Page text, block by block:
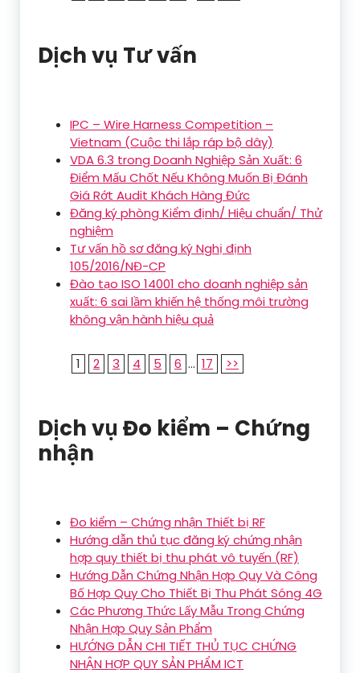
Dịch vụ Tư vấn
IPC – Wire Harness Competition –
Vietnam (Cuộc thi lắp ráp bộ dây)
VDA 6.3 trong Doanh Nghiệp Sản Xuất: 6
Điểm Mấu Chốt Nếu Không Muốn Bị Đánh
Giá Rớt Audit Khách Hàng Đức
Đăng ký phòng Kiểm định/ Hiệu chuẩn/ Thử
nghiệm
Tư vấn hồ sơ đăng ký Nghị định
105/2016/NĐ-CP
Đào tạo ISO 14001 cho doanh nghiệp sản
xuất: 6 sai lầm khiến hệ thống môi trường
không vận hành hiệu quả
1 2 3 4 5 6 ... 17 >>
Dịch vụ Đo kiểm – Chứng
nhận
Đo kiểm – Chứng nhận Thiết bị RF
Hướng dẫn thủ tục đăng ký chứng nhận
hợp quy thiết bị thu phát vô tuyến (RF)
Hướng Dẫn Chứng Nhận Hợp Quy Và Công
Bố Hợp Quy Cho Thiết Bị Thu Phát Sóng 4G
Các Phương Thức Lấy Mẫu Trong Chứng
Nhận Hợp Quy Sản Phẩm
HƯỚNG DẪN CHI TIẾT THỦ TỤC CHỨNG
NHẬN HỢP QUY SẢN PHẨM ICT